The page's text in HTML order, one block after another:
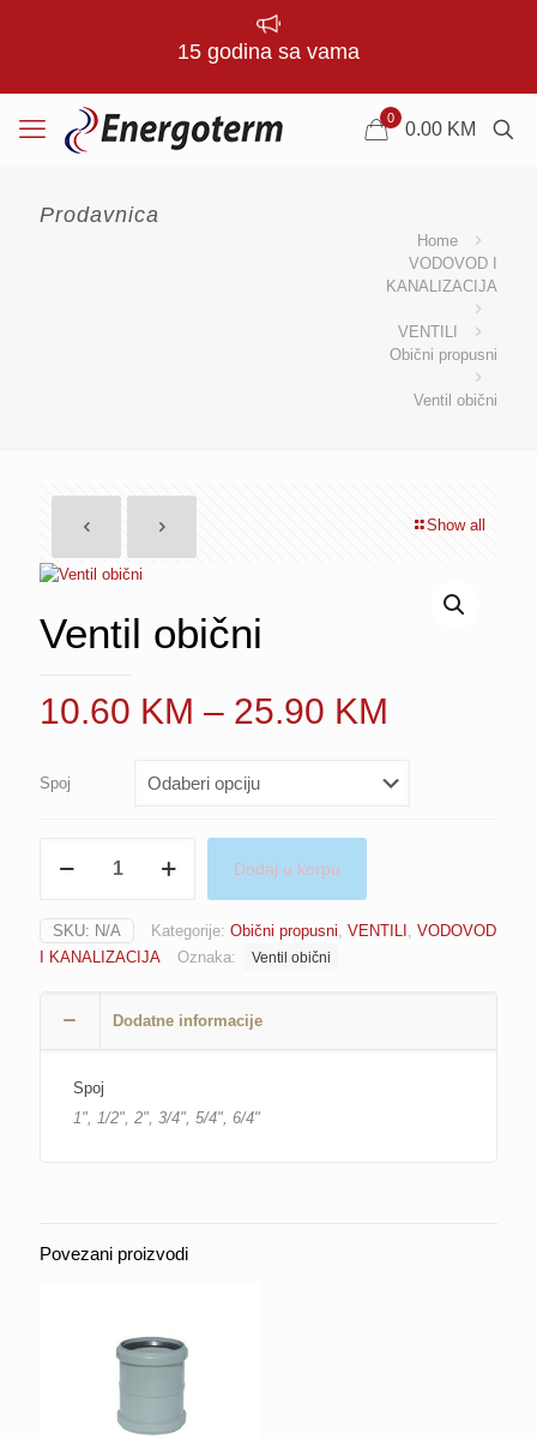
15 godina sa vama
0
0.00 KM
Prodavnica
Home
VODOVOD I
KANALIZACIJA
VENTILI
Obični propusni
Ventil obični
Show all
Ventil obični
10.60 KM – 25.90 KM
10.60
Spoj
obični
Dodaj u korpu
SKU: N/A Kategorije: Obični propusni, VENTILI , VODOVOD
I KANALIZACIJA
Oznaka: Ventil obični
Dodatne informacije
Spoj
1", 1/2", 2", 3/4", 5/4", 6/4"
Povezani proizvodi